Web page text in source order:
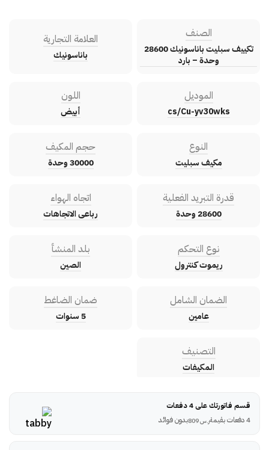
الصنف
تكييف سبليت باناسونيك 28600
وحدة – بارد
العلامة التجارية
باناسونيك
الموديل
cs/Cu-yv30wks
اللون
أبيض
النوع
مكيف سبليت
حجم المكيف
30000 وحدة
قدرة التبريد الفعلية
28600 وحدة
اتجاه الهواء
رباعى الاتجاهات
نوع التحكم
ريموت كنترول
بلد المنشأ
الصين
الضمان الشامل
عامين
ضمان الضاغط
5 سنوات
التصنيف
المكيفات
قسم فاتورتك على 4 دفعات
4 دفعات بقيمة
ر.س بدون فوائد